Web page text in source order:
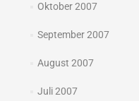
Oktober 2007
September 2007
August 2007
Juli 2007